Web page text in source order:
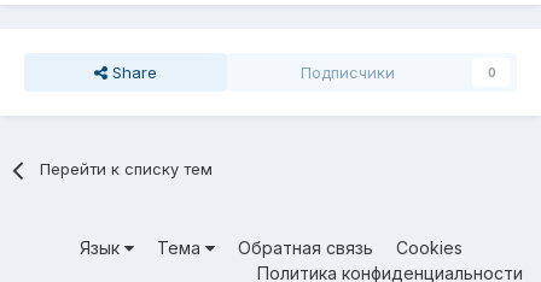
Share Подписчики 0
Перейти к списку тем
Язык Тема Обратная связь
Cookies
Политика конфиденциальности